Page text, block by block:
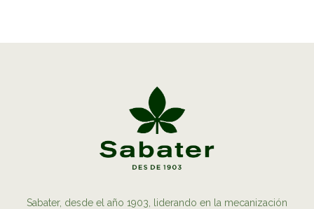
Sabater, desde el año 1903, liderando en la mecanización